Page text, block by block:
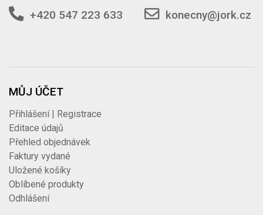
+420 547 223 633
konecny@jork.cz
MŮJ ÚČET
Přihlášení | Registrace
Editace údajů
Přehled objednávek
Faktury vydané
Uložené košíky
Oblíbené produkty
Odhlášení